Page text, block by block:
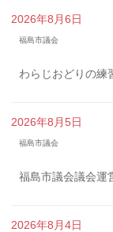
2026年8月6日
福島市議会
わらじおどりの練
2026年8月5日
福島市議会
福島市議会議会運
2026年8月4日